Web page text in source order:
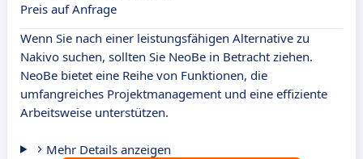
Preis auf Anfrage
Wenn Sie nach einer leistungsfähigen Alternative zu
Nakivo suchen, sollten Sie NeoBe in Betracht ziehen.
NeoBe bietet eine Reihe von Funktionen, die
umfangreiches Projektmanagement und eine effiziente
Arbeitsweise unterstützen.
Mehr Details anzeigen